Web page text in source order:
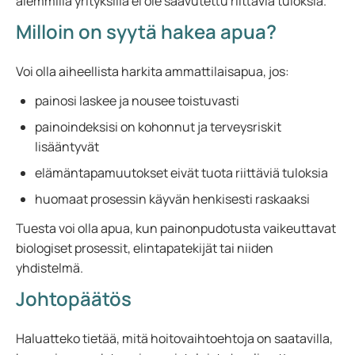
Milloin on syytä hakea apua?
Voi olla aiheellista harkita ammattilaisapua, jos:
painosi laskee ja nousee toistuvasti
painoindeksisi on kohonnut ja terveysriskit
lisääntyvät
elämäntapamuutokset eivät tuota riittäviä tuloksia
huomaat prosessin käyvän henkisesti raskaaksi
Tuesta voi olla apua, kun painonpudotusta vaikeuttavat
biologiset prosessit, elintapatekijät tai niiden
yhdistelmä.
Johtopäätös
Haluatteko tietää, mitä hoitovaihtoehtoja on saatavilla,